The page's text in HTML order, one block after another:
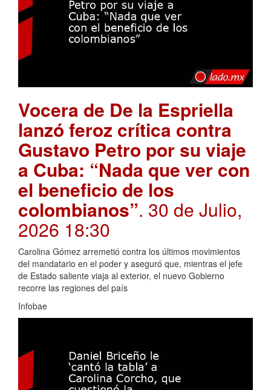
Vocera de De la Espriella
lanzó feroz crítica contra
Gustavo Petro por su viaje
a Cuba: “Nada que ver con
el beneficio de los
colombianos”. 30 de Julio,
2026 18:30
Carolina Gómez arremetió contra los últimos movimientos
del mandatario en el poder y aseguró que, mientras el jefe
de Estado saliente viaja al exterior, el nuevo Gobierno
recorre las regiones del país
Infobae